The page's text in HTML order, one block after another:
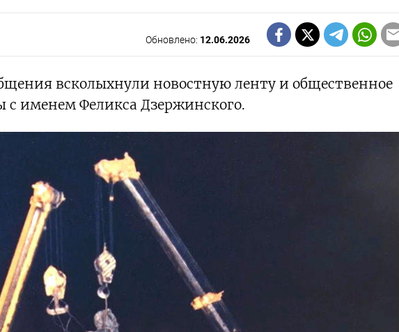
Обновлено: 12.06.2026
всколыхнули новостную ленту и общественное
с именем Феликса Дзержинского.